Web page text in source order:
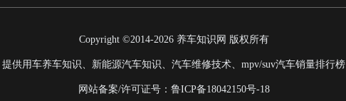
Copyright ©2014-2026 养车知识网 版权所有
提供用车养车知识、新能源汽车知识、汽车维修技术、mpv/suv汽车销量排行榜
网站备案/许可证号： 鲁ICP备18042150号-18